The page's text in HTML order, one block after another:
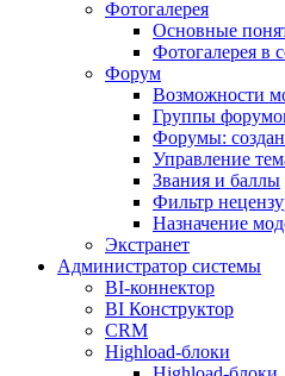
Фотогалерея
Основные
Фотогалерея в
Форум
Возможности
Группы
Форумы:
Управление
Звания и баллы
Фильтр
Назначение
Экстранет
Администратор системы
BI-коннектор
BI Конструктор
CRM
Highload-блоки